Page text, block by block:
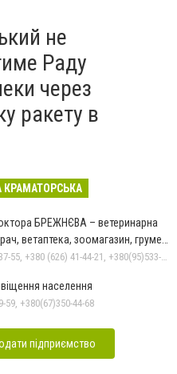
не
Раду
через
ракету в
КРАМАТОРСЬКА
БРЕЖНЄВА – ветеринарна
ветаптека, зоомагазин, грумер,
+380 (50) 695-37-55, +380 (626) 41-44-21, +380(95)533-90-03
населення
59, +380(67)350-44-68
підприємство